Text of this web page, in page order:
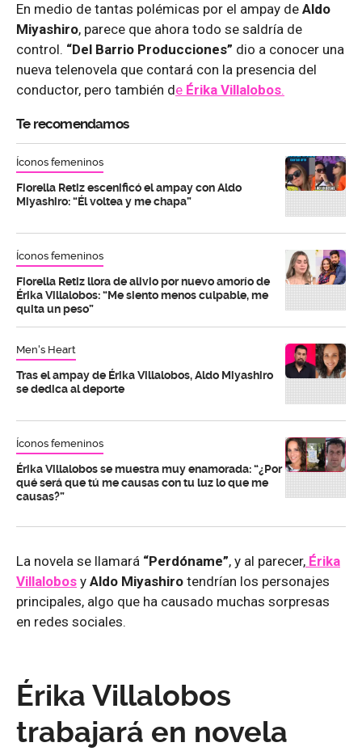
En medio de tantas polémicas por el ampay de Aldo
Miyashiro, parece que ahora todo se saldría de
control. “Del Barrio Producciones” dio a conocer una
nueva telenovela que contará con la presencia del
conductor, pero también de Érika Villalobos.
Te recomendamos
Íconos femeninos
Fiorella Retiz escenificó el ampay con Aldo
Miyashiro: “Él voltea y me chapa”
Íconos femeninos
Fiorella Retiz llora de alivio por nuevo amorío de
Érika Villalobos: “Me siento menos culpable, me
quita un peso”
Men's Heart
Tras el ampay de Érika Villalobos, Aldo Miyashiro
se dedica al deporte
Íconos femeninos
Érika Villalobos se muestra muy enamorada: “¿Por
qué será que tú me causas con tu luz lo que me
causas?”
La novela se llamará “Perdóname”, y al parecer, Érika
Villalobos y Aldo Miyashiro tendrían los personajes
principales, algo que ha causado muchas sorpresas
en redes sociales.
Érika Villalobos
trabajará en novela